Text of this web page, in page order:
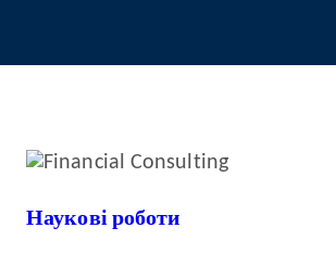
Наукові роботи